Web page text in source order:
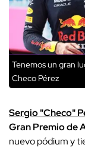
Tenemos un gran
Checo Pérez
Sergio "Checo"
Gran Premio de
nuevo pódium y